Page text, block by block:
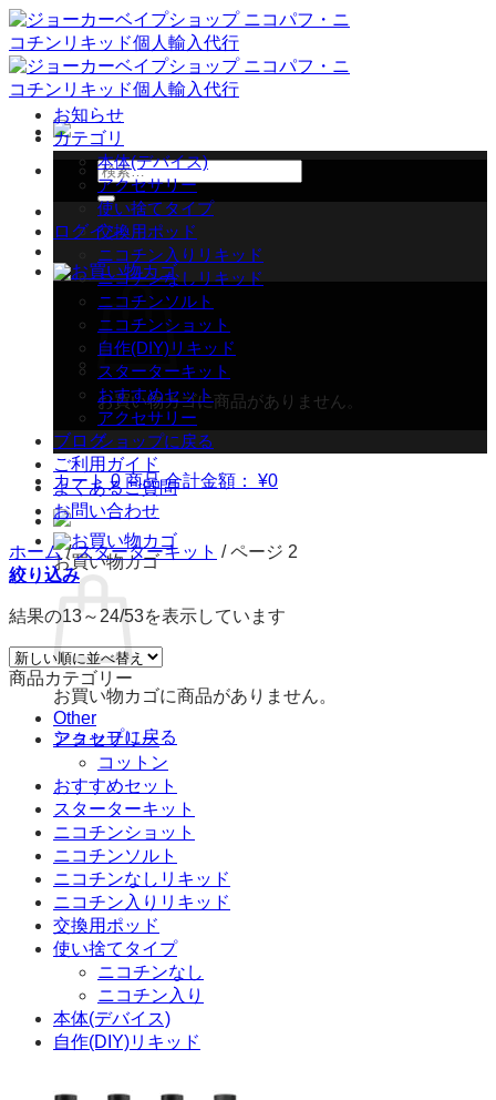
Skip
to
content
検
索
対
象:
ログイン
お買い物カゴに商品がありません。
ショップに戻る
カート0 商品 合計金額： ¥0
お買い物カゴ
お買い物カゴに商品がありません。
ショップに戻る
お知らせ
カテゴリ
本体(デバイス)
アクセサリー
使い捨てタイプ
交換用ポッド
ニコチン入りリキッド
ニコチンなしリキッド
ニコチンソルト
ニコチンショット
自作(DIY)リキッド
スターターキット
おすすめセット
アクセサリー
ブログ
ご利用ガイド
よくあるご質問
お問い合わせ
ホーム / スターターキット /ページ 2
絞り込み
結果の13～24/53を表示しています
商品カテゴリー
Other
アクセサリー
コットン
おすすめセット
スターターキット
ニコチンショット
ニコチンソルト
ニコチンなしリキッド
ニコチン入りリキッド
交換用ポッド
使い捨てタイプ
ニコチンなし
ニコチン入り
本体(デバイス)
自作(DIY)リキッド